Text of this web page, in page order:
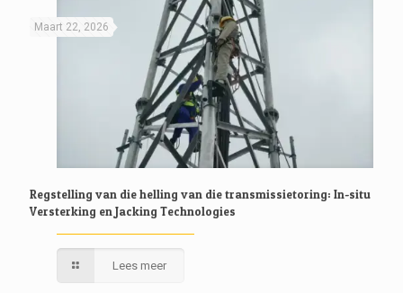
Maart 22, 2026
Regstelling van die helling van die transmissietoring: In-situ
Versterking en Jacking Technologies
Lees meer